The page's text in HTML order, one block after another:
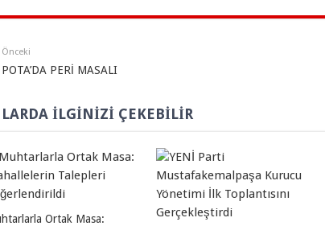
Önceki
POTA’DA PERİ MASALI
İLGINIZI ÇEKEBILIR
Ortak Masa: